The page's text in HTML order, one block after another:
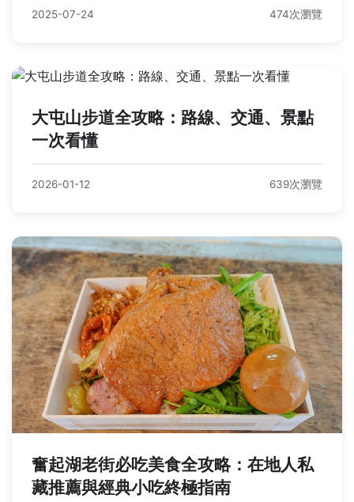
2025-07-24 474次瀏覽
大屯山步道全攻略：路線、交通、景點
一次看懂
2026-01-12 639次瀏覽
奮起湖老街必吃美食全攻略：在地人私
藏推薦與經典小吃終極指南